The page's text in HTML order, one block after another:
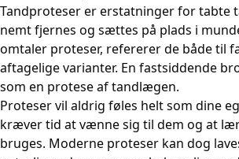
Tandproteser er erstatninger for tabte
nemt fjernes og sættes på plads i
omtaler proteser, refererer de både til
aftagelige varianter. En fastsiddende
som en protese af tandlægen.
Proteser vil aldrig føles helt som dine
kræver tid at vænne sig til dem og at
bruges. Moderne proteser kan dog